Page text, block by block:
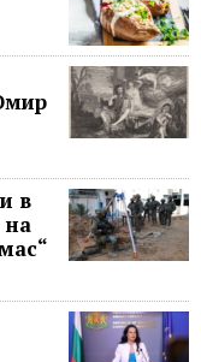
в
на